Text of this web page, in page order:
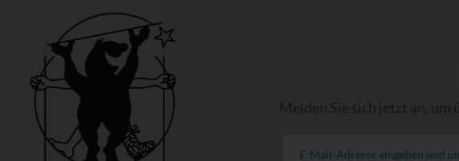
Melden Sie sich jetzt an,